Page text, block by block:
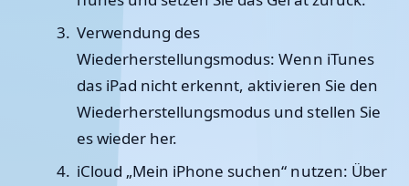
Verwendung des
Wiederherstellungsmodus: Wenn iTunes
das iPad nicht erkennt, aktivieren Sie den
Wiederherstellungsmodus und stellen Sie
es wieder her.
iCloud „Mein iPhone suchen“ nutzen: Über